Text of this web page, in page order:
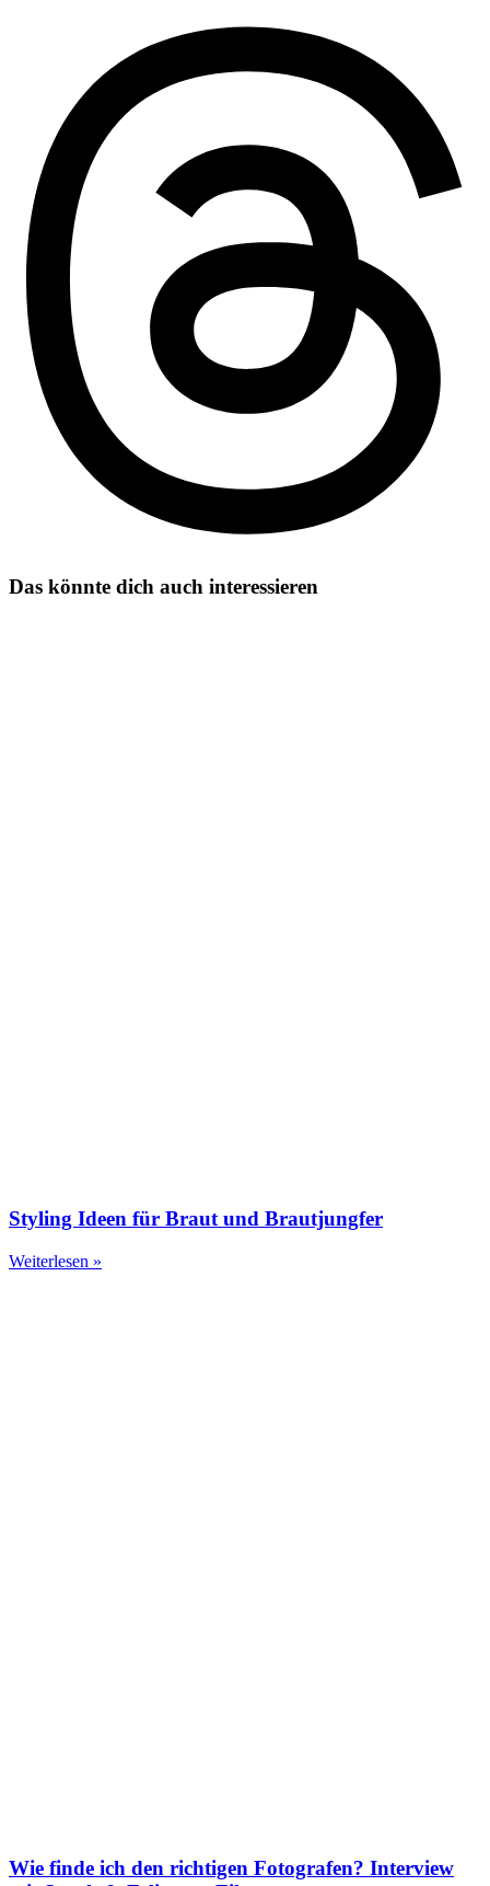
Das könnte dich auch interessieren
Styling Ideen für Braut und Brautjungfer
Weiterlesen »
Wie finde ich den richtigen Fotografen? Interview